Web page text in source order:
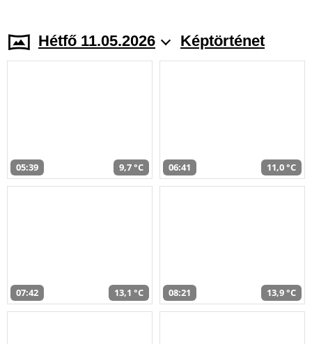
Hétfő 11.05.2026 Képtörténet
05:39 9,7 °C 06:41 11,0 °C
07:42 13,1 °C 08:21 13,9 °C